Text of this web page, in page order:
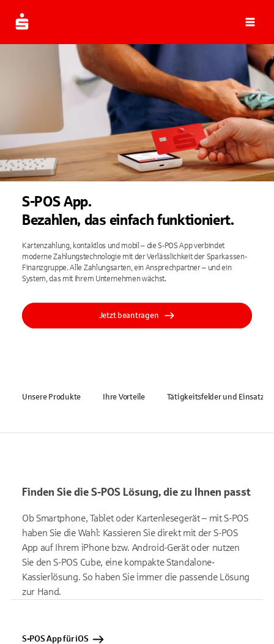
S-POS App.
Bezahlen, das einfach funktioniert.
Kartenzahlung, kontaktlos und mobil – die S-POS App verbindet
moderne Zahlungstechnologie mit der Verlässlichkeit der Sparkassen-
Finanzgruppe. Alle Zahlungsarten, ein Ansprechpartner – und ein
System, das mit Ihrem Unternehmen wächst.
Jetzt beantragen
Unsere Produkte Ihre Vorteile Tätigkeitsfelder und
Finden Sie die S-POS Lösung, die zu Ihnen passt
Ob Smartphone, Tablet oder Kartenlesegerät – mit S-POS
haben Sie die Wahl: Kassieren Sie direkt mit der S-POS
App auf Ihrem iPhone bzw. Android-Gerät oder nutzen
Sie den S-POS Cube, eine kompakte Standalone-
Kassierlösung. So haben Sie immer die passende Lösung
zur Hand.
S-POS App für iOS